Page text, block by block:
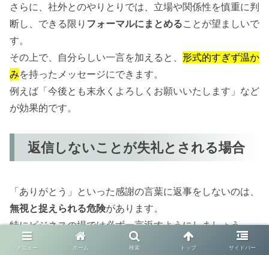
さらに、社外とのやりとりでは、立場や関係性を慎重に判
断し、できる限り フォーマルにまとめることが望ましいで
す。
その上で、自分らしい一言を加えると、 形式的すぎず温か
みを持ったメッセージにできます。
例えば「今後とも末永くよろしくお願いいたします」など
が効果的です。
返信しないことが失礼とされる場合
「ありがとう」といった感謝の言葉に返事をしないのは、
無視と捉えられる危険があります。
特にビジネスの場では必ず一言返すようにしましょう。
例え「承知いたしました」「こちらこそありがとうござい
メニュー ホーム 検索 トップ サイドバー